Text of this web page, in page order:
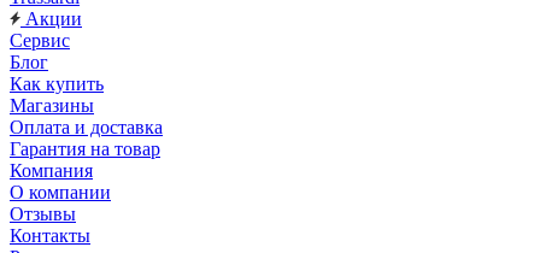
Акции
Сервис
Блог
Как купить
Магазины
Оплата и доставка
Гарантия на товар
Компания
О компании
Отзывы
Контакты